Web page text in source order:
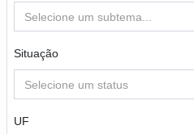
Selecione um subtema...
Situação
Selecione um status
UF